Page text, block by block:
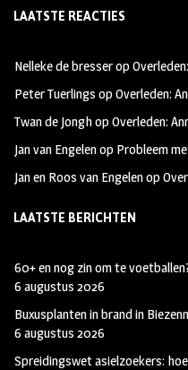
b
oo
k
ag
m
tt
LAATSTE REACTIES
Nelleke de bresserop
Peter Tuerlings opOverleden:
Twan de JonghopOverleden:
Jan van Engelenop Probleem
Jan en Roos van Engelenop
LAATSTE BERICHTEN
60+ en nog zin om te
6 augustus 2026
Buxusplanten in brand in
6 augustus 2026
Spreidingswet asielzoekers: